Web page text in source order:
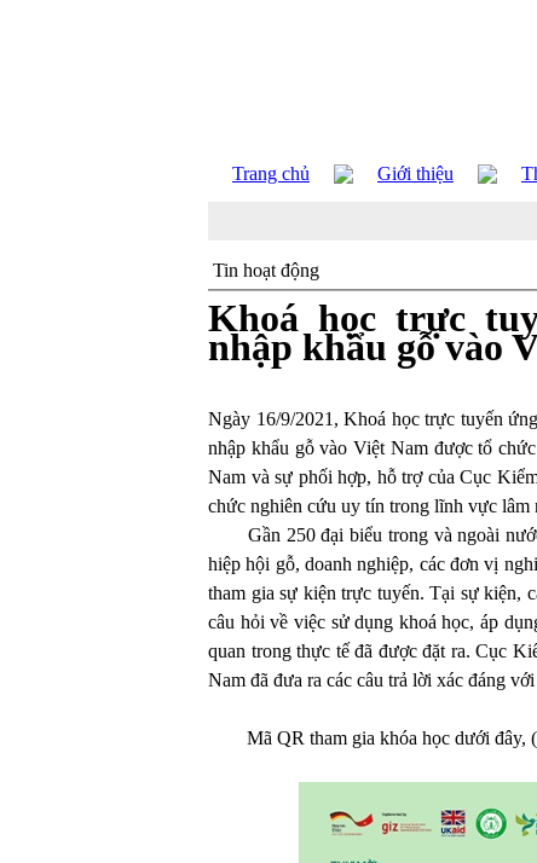
Trang chủ Giới thiệu
Tin hoạt động
Khoá học trực
nhập khẩu gỗ vào
Ngày 16/9/2021, Khoá học trực tuyến
nhập khẩu gỗ vào Việt Nam được tổ
Nam và sự phối hợp, hỗ trợ của Cục
chức nghiên cứu uy tín trong lĩnh vực lâm
Gần 250 đại biểu trong và ngoài
hiệp hội gỗ, doanh nghiệp, các đơn vị
tham gia sự kiện trực tuyến. Tại sự kiện,
câu hỏi về việc sử dụng khoá học, áp
quan trong thực tế đã được đặt ra. Cục
Nam đã đưa ra các câu trả lời xác đáng
Mã QR tham gia khóa học dưới đây,